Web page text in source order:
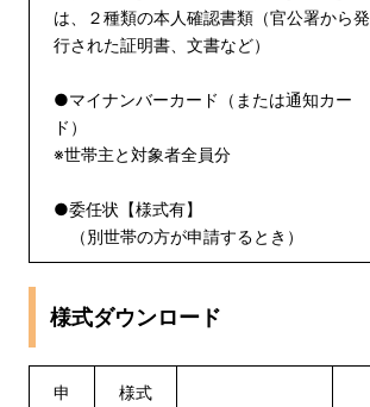
は、２種類の本人確認書類（官公署から発
行された証明書、文書など）
●マイナンバーカード（または通知カー
ド）
※世帯主と対象者全員分
●委任状【様式有】
（別世帯の方が申請するとき）
様式ダウンロード
申
様式